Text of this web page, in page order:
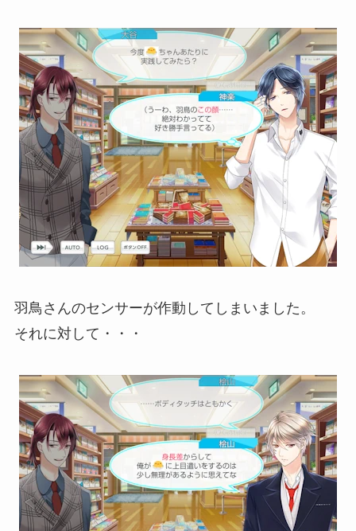
羽鳥さんのセンサーが作動してしまいました。
それに対して・・・